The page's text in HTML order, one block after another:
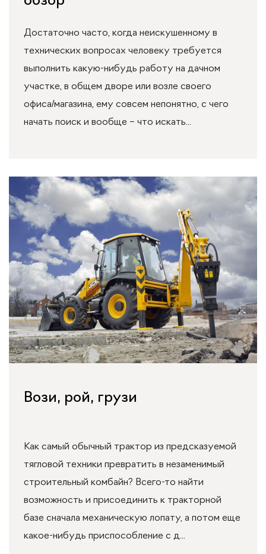
Достаточно часто, когда неискушенному в
технических вопросах человеку требуется
выполнить какую-нибудь работу на дачном
участке, в общем дворе или возле своего
офиса/магазина, ему совсем непонятно, с чего
начать поиск и вообще – что искать...
Вози, рой, грузи
Как самый обычный трактор из предсказуемой
тягловой техники превратить в незаменимый
строительный комбайн? Всего-то найти
возможность и присоединить к тракторной
базе сначала механическую лопату, а потом еще
какое-нибудь приспособление с д...